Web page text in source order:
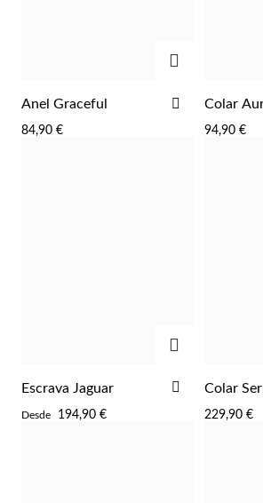
Religiosos
Anel Graceful
84,90 €
ADICIONAR
FAVORITOS
Colar
94,90 €
Escrava Jaguar
Desde 194,90 €
ADICIONAR
FAVORITOS
Colar
229,90 €